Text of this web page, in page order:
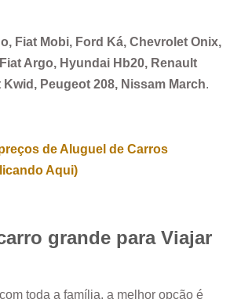
Fiat Mobi, Ford Ká, Chevrolet Onix,
Argo, Hyundai Hb20, Renault
Peugeot 208, Nissam March.
de Aluguel de Carros
Aqui)
grande para Viajar
toda a família, a melhor opção é